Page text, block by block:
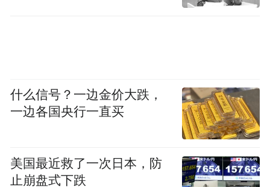
什么信号？一边金价大跌，
一边各国央行一直买
美国最近救了一次日本，防
止崩盘式下跌